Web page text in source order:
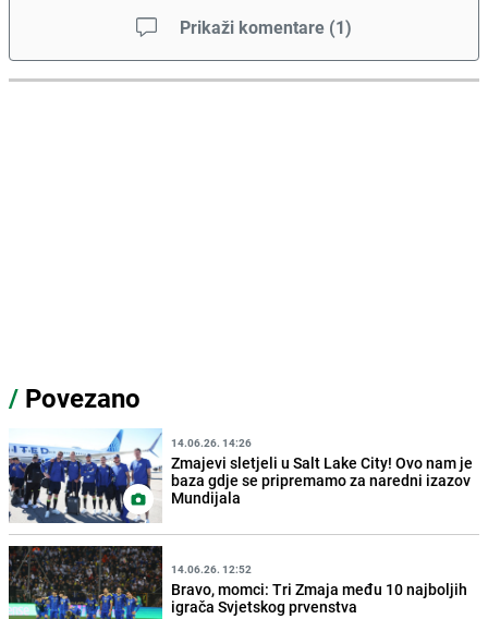
Prikaži komentare (1)
/ Povezano
14.06.26. 14:26
Zmajevi sletjeli u Salt Lake City! Ovo nam je
baza gdje se pripremamo za naredni izazov
Mundijala
14.06.26. 12:52
Bravo, momci: Tri Zmaja među 10 najboljih
igrača Svjetskog prvenstva